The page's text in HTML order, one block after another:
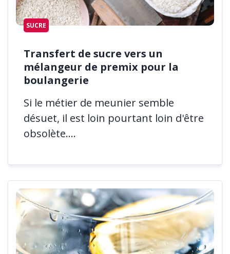
SUCRE
Transfert de sucre vers un
mélangeur de premix pour la
boulangerie
Si le métier de meunier semble
désuet, il est loin pourtant loin d'être
obsolète....